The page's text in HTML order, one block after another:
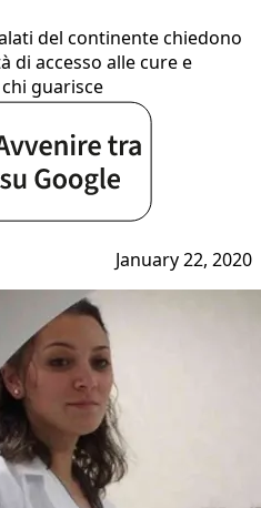
del continente chiedono
di accesso alle cure e
guarisce
January 22, 2020